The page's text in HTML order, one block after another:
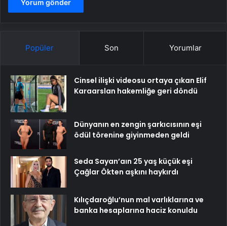
Popüler Son Yorumlar
Cinsel ilişki videosu ortaya çıkan Elif
Karaarslan hakemliğe geri döndü
Dünyanın en zengin şarkıcısının eşi
ödül törenine giyinmeden geldi
Seda Sayan’aın 25 yaş küçük eşi
Çağlar Ökten aşkını haykırdı
Kılıçdaroğlu’nun mal varlıklarına ve
banka hesaplarına haciz konuldu